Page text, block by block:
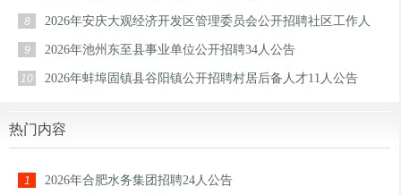
员公告
8
2026年安庆大观经济开发区管理委员会公开招聘社区工作人
员公告
9 2026年池州东至县事业单位公开招聘34人公告
10 2026年蚌埠固镇县谷阳镇公开招聘村居后备人才11人公告
热门内容
1 2026年合肥水务集团招聘24人公告